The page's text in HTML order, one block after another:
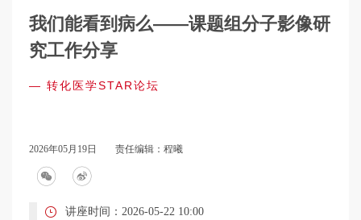
发
现
·
学
我们能看到病么——课题组分子影像研
究工作分享
— 转化医学STAR论坛
2026年05月19日 责任编辑：程曦
讲座时间：2026-05-22 10:00